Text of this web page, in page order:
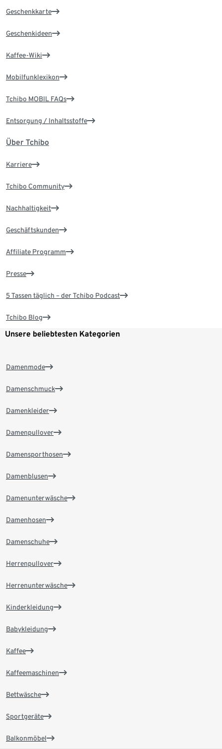
Geschenkkarte
Geschenkideen
Kaffee-Wiki
Mobilfunklexikon
Tchibo MOBIL FAQs
Entsorgung / Inhaltsstoffe
Über Tchibo
Karriere
Tchibo Community
Nachhaltigkeit
Geschäftskunden
Affiliate Programm
Presse
5 Tassen täglich – der Tchibo Podcast
Tchibo Blog
Unsere beliebtesten Kategorien
Damenmode
Damenschmuck
Damenkleider
Damenpullover
Damensporthosen
Damenblusen
Damenunterwäsche
Damenhosen
Damenschuhe
Herrenpullover
Herrenunterwäsche
Kinderkleidung
Babykleidung
Kaffee
Kaffeemaschinen
Bettwäsche
Sportgeräte
Balkonmöbel